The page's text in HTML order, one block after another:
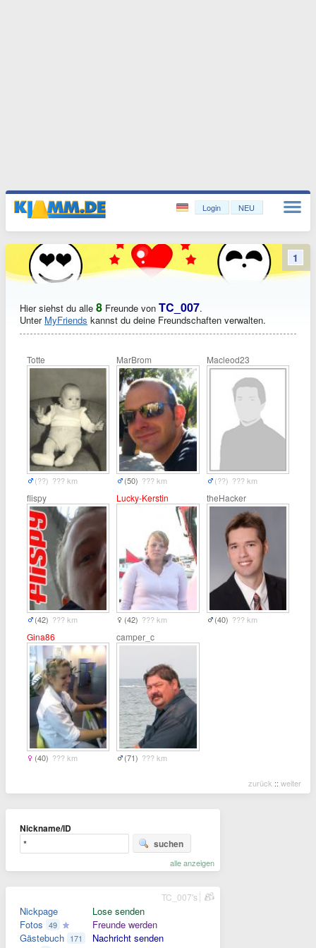
Login NEU
Hier siehst du alle 8 Freunde von TC_007.
Unter MyFriends kannst du deine Freundschaften verwalten.
Totte
(??) ??? km
MarBrom
(50) ??? km
Macleod23
(??) ??? km
flispy
(42) ??? km
Lucky-Kerstin
(42) ??? km
theHacker
(40) ??? km
Gina86
(40) ??? km
camper_c
(71) ??? km
zurück :: weiter
1
Nickname/ID
suchen
alle anzeigen
Nickpage
Fotos 49
Gästebuch 171
Lose senden
Freunde werden
Nachricht senden
TC_007's